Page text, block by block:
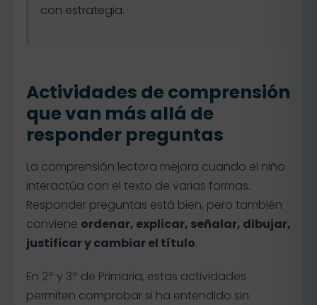
con estrategia.
Actividades de comprensión
que van más allá de
responder preguntas
La comprensión lectora mejora cuando el niño
interactúa con el texto de varias formas.
Responder preguntas está bien, pero también
conviene ordenar, explicar, señalar, dibujar,
justificar y cambiar el título.
En 2º y 3º de Primaria, estas actividades
permiten comprobar si ha entendido sin